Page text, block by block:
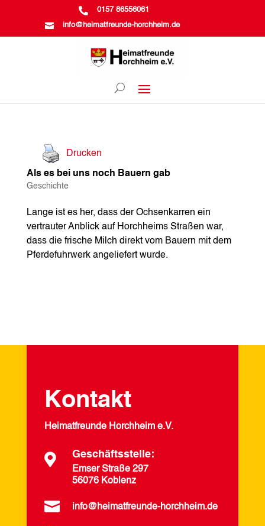
 0157 86556061
 info@heimatfreunde-horchheim.de
Drucken
Als es bei uns noch Bauern gab
Geschichte
Lange ist es her, dass der Ochsenkarren ein
vertrauter Anblick auf Horchheims Straßen war,
dass die frische Milch direkt vom Bauern mit dem
Pferdefuhrwerk angeliefert wurde.
Kontakt
Heimatfreunde Horchheim e.V.
 Geschäftsstelle:
Emser Straße 297
56076 Koblenz
 info@heimatfreunde-horchheim.de